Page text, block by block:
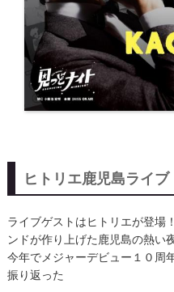
ヒトリエ鹿児島ライブ
ライブゲストはヒトリエが登場
ンドが作り上げた鹿児島の熱い
今年でメジャーデビュー１０周
振り返った